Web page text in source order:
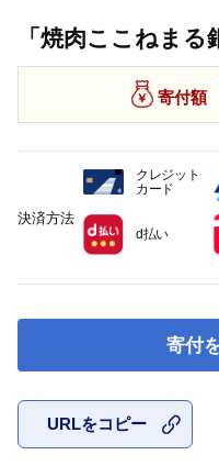
「焼肉ここねま
寄付額
寄付
URLをコピー
決済方法
クレジット
カード
d払い